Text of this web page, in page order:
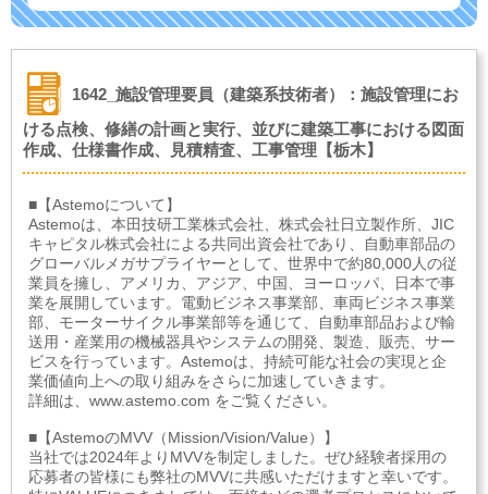
1642_施設管理要員（建築系技術者）：施設管理にお
ける点検、修繕の計画と実行、並びに建築工事における図面
作成、仕様書作成、見積精査、工事管理【栃木】
■【Astemoについて】
Astemoは、本田技研工業株式会社、株式会社日立製作所、JIC
キャピタル株式会社による共同出資会社であり、自動車部品の
グローバルメガサプライヤーとして、世界中で約80,000人の従
業員を擁し、アメリカ、アジア、中国、ヨーロッパ、日本で事
業を展開しています。電動ビジネス事業部、車両ビジネス事業
部、モーターサイクル事業部等を通じて、自動車部品および輸
送用・産業用の機械器具やシステムの開発、製造、販売、サー
ビスを行っています。Astemoは、持続可能な社会の実現と企
業価値向上への取り組みをさらに加速していきます。
詳細は、www.astemo.com をご覧ください。
■【AstemoのMVV（Mission/Vision/Value）】
当社では2024年よりMVVを制定しました。ぜひ経験者採用の
応募者の皆様にも弊社のMVVに共感いただけますと幸いです。